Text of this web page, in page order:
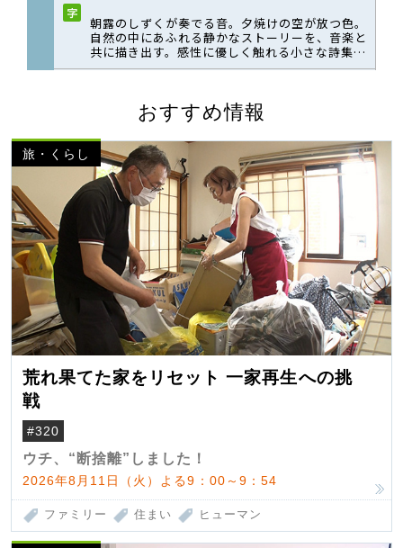
おすすめ情報
旅・くらし
荒れ果てた家をリセット 一家再生への挑
戦
#320
ウチ、“断捨離”しました！
2026年8月11日（火）よる9：00～9：54
ファミリー 住まい ヒューマン